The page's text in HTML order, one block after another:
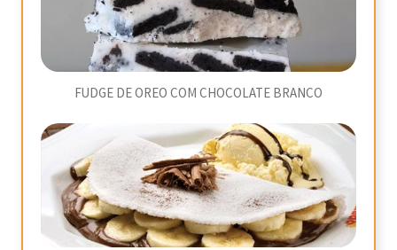
FUDGE DE OREO COM CHOCOLATE BRANCO